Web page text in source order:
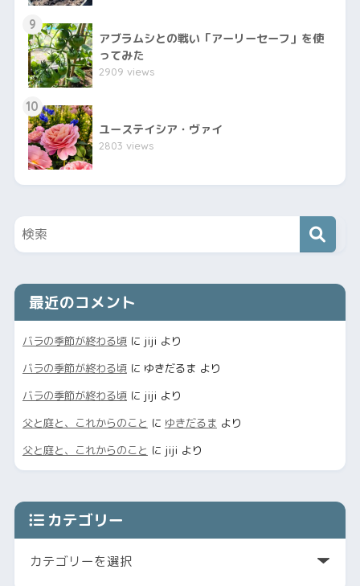
9
アブラムシとの戦い「アーリーセーフ」を使
ってみた
2909 views
10
ユーステイシア・ヴァイ
2803 views
最近のコメント
バラの季節が終わる頃に jiji より
バラの季節が終わる頃に ゆきだるま より
バラの季節が終わる頃に jiji より
父と庭と、これからのこと に ゆきだるま より
父と庭と、これからのこと に jiji より
カテゴリー